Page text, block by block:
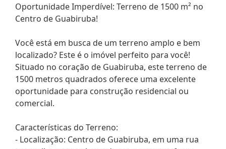
Oportunidade Imperdível: Terreno de 1500 m² no
Centro de Guabiruba!
Você está em busca de um terreno amplo e bem
localizado? Este é o imóvel perfeito para você!
Situado no coração de Guabiruba, este terreno de
1500 metros quadrados oferece uma excelente
oportunidade para construção residencial ou
comercial.
Características do Terreno:
- Localização: Centro de Guabiruba, em uma rua